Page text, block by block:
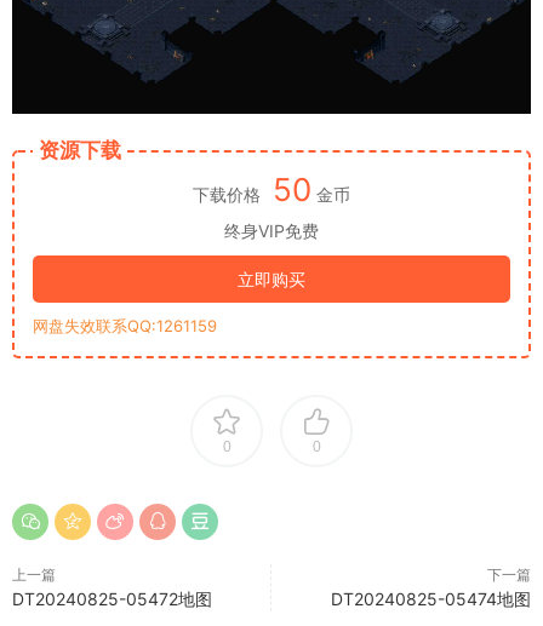
资源下载
下载价格 50 金币
终身VIP免费
立即购买
网盘失效联系QQ:1261159
0 0
上一篇
DT20240825-05472地图
下一篇
DT20240825-05474地图